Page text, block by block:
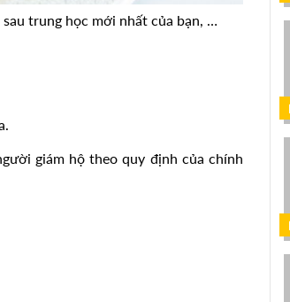
trung học mới nhất của bạn, …
giám hộ theo quy định của chính